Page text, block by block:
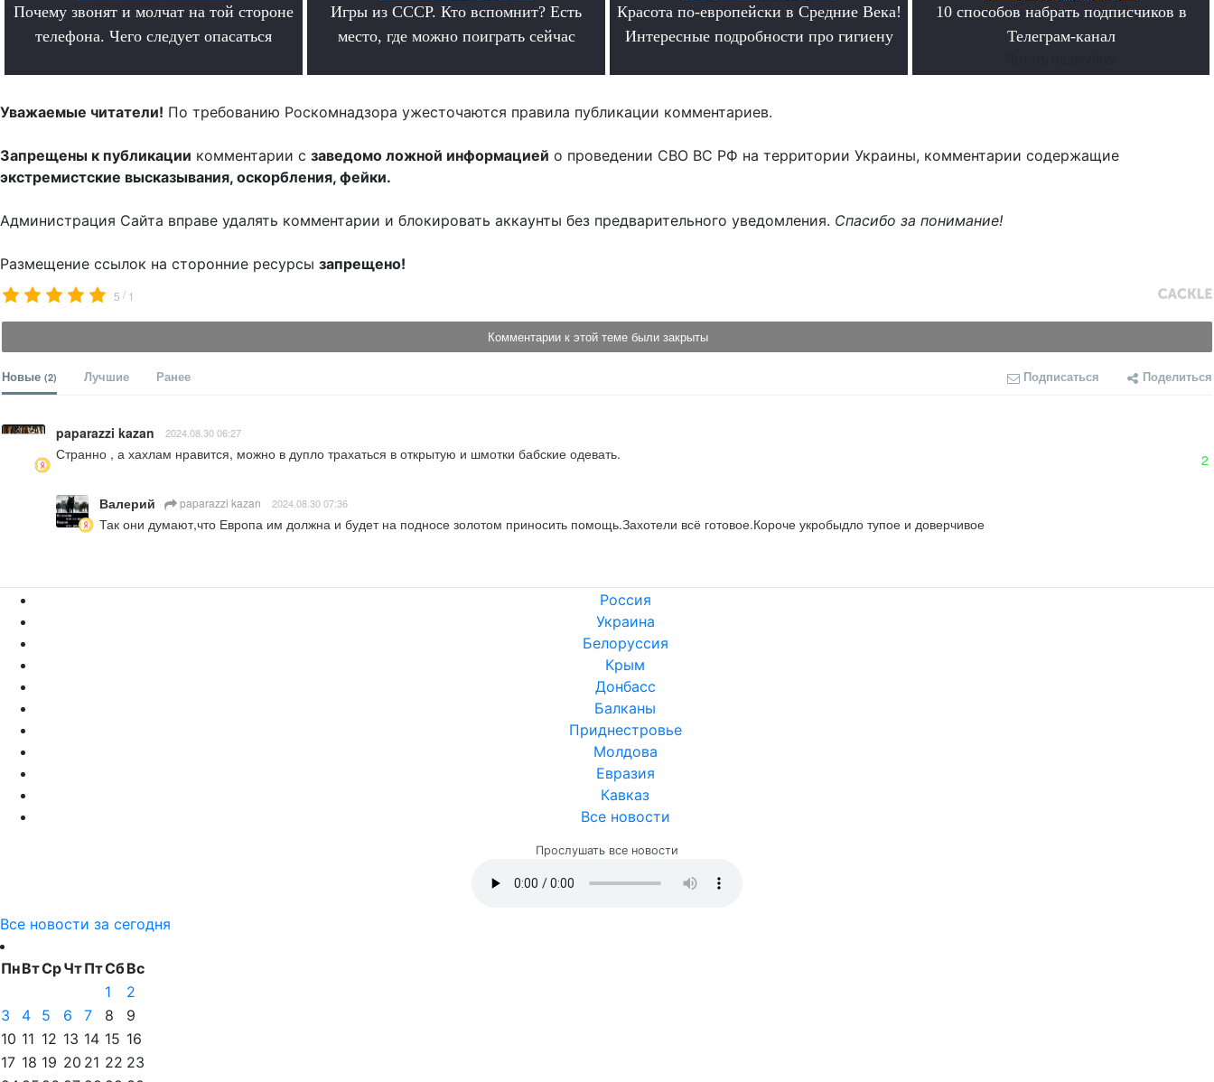
Почему звонят и молчат на той стороне
телефона. Чего следует опасаться
Игры из СССР. Кто вспомнит? Есть
место, где можно поиграть сейчас
Красота по-европейски в Средние Века!
Интересные подробности про гигиену
10 способов набрать подписчиков в
Телеграм-канал
Уважаемые читатели! По требованию Роскомнадзора ужесточаются правила публикации комментариев.
Запрещены к публикации комментарии с заведомо ложной информацией о проведении СВО ВС РФ на территории Украины, комментарии содержащие
экстремистские высказывания, оскорбления, фейки.
Администрация Сайта вправе удалять комментарии и блокировать аккаунты без предварительного уведомления. Спасибо за понимание!
Размещение ссылок на сторонние ресурсы запрещено!
5 / 1
Комментарии к этой теме были закрыты
Новые (2) Лучшие Ранее Подписаться Поделиться
paparazzi kazan 2024.08.30 06:27
Странно , а хахлам нравится, можно в дупло трахаться в открытую и шмотки бабские одевать. 2
Валерий paparazzi kazan 2024.08.30 07:36
Так они думают,что Европа им должна и будет на подносе золотом приносить помощь.Захотели всё готовое.Короче укробыдло тупое и доверчивое
Россия
Украина
Белоруссия
Крым
Донбасс
Балканы
Приднестровье
Молдова
Евразия
Кавказ
Все новости
Прослушать все новости
Все новости за сегодня
ПнВтСрЧтПтСбВс
1
2
3
4 5 6 7 8
9
10 11 12 13 14 15 16
17 18 19 20 21 22 23